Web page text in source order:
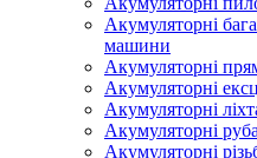
Акумуляторні
машини
Акумуляторні
Акумуляторні
Акумуляторні
Акумуляторні
Акумуляторні